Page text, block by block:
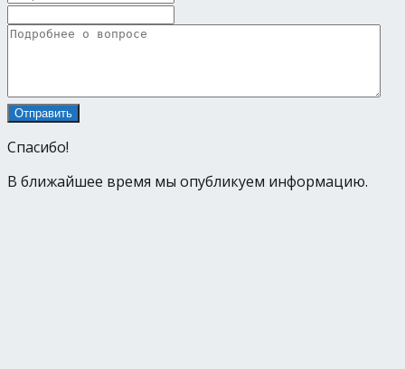
Спасибо!
В ближайшее время мы опубликуем информацию.